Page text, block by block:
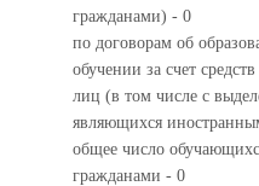
гражданами) - 0
по договорам об
обучении за счет
лиц (в том числе с
являющихся
общее число
гражданами - 0